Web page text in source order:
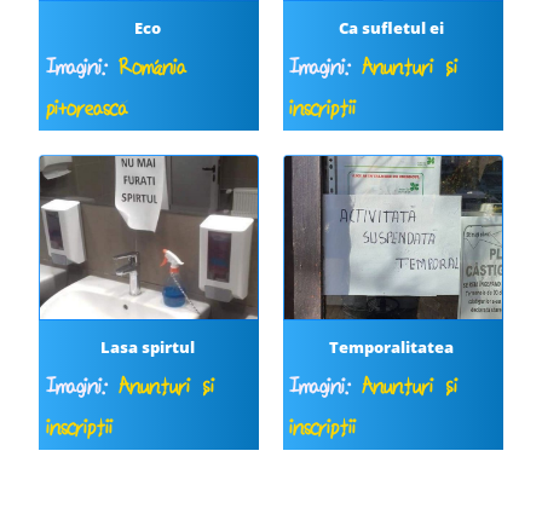
Eco
Imagini: România
pitorească
Ca sufletul ei
Imagini:Anunțuri și
inscripții
Lasa spirtul
Imagini: Anunțuri și
inscripții
Temporalitatea
Imagini:Anunțuri și
inscripții